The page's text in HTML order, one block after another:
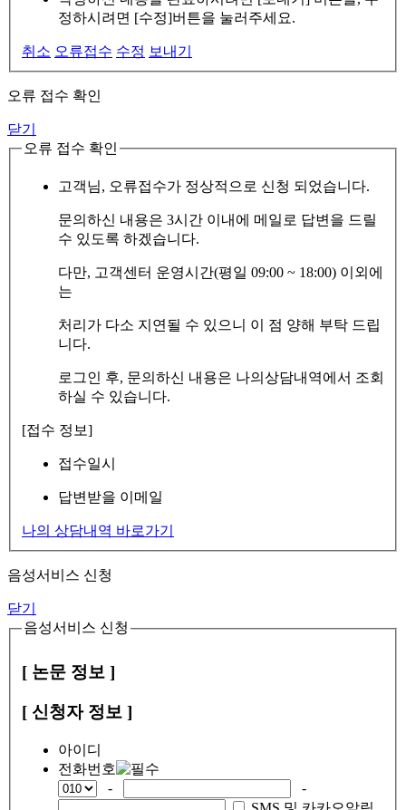
정하시려면 [수정]버튼을 눌러주세요.
취소 오류접수 수정 보내기
오류 접수 확인
닫기
오류 접수 확인
고객님, 오류접수가 정상적으로 신청 되었습니다.
문의하신 내용은 3시간 이내에 메일로 답변을 드릴
수 있도록 하겠습니다.
다만, 고객센터 운영시간(평일 09:00 ~ 18:00) 이외에
는
처리가 다소 지연될 수 있으니 이 점 양해 부탁 드립
니다.
로그인 후, 문의하신 내용은 나의상담내역에서 조회
하실 수 있습니다.
[접수 정보]
접수일시
답변받을 이메일
나의 상담내역 바로가기
음성서비스 신청
닫기
음성서비스 신청
[ 논문 정보 ]
[ 신청자 정보 ]
아이디
전화번호
-
-